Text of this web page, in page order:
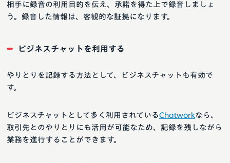
相手に録音の利用目的を伝え、承諾を得た上で録音しましょ
う。録音した情報は、客観的な証拠になります。
ビジネスチャットを利用する
やりとりを記録する方法として、ビジネスチャットも有効で
す。
ビジネスチャットとして多く利用されているChatworkなら、
取引先とのやりとりにも活用が可能なため、記録を残しながら
業務を進行することができます。